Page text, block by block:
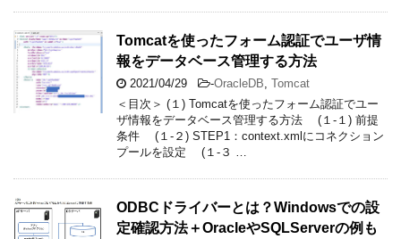
Tomcatを使ったフォーム認証でユーザ情
報をデータベース管理する方法
2021/04/29 -OracleDB Tomcat
＜目次＞ (１) Tomcatを使ったフォーム認証でユー
ザ情報をデータベース管理する方法 (１-１) 前提
条件 (１-２) STEP1：context.xmlにコネクション
プールを設定 (１-３ …
ODBCドライバーとは？Windowsでの設
定確認方法＋OracleやSQLServerの例も